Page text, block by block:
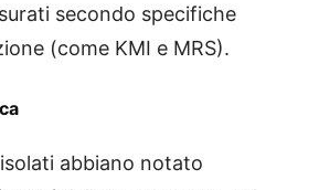
secondo specifiche
(come KMI e MRS).
abbiano notato